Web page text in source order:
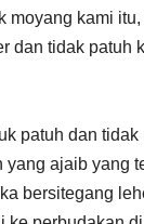
moyang kami
dan tidak patuh
patuh dan
yang ajaib yang
bersitegang